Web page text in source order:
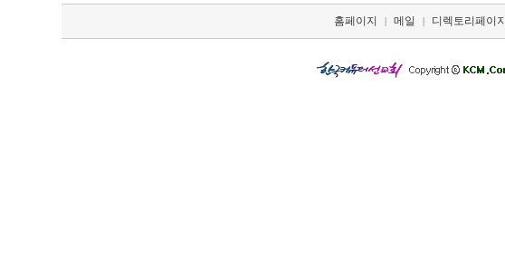
홈페이지 | 메일 | 디렉토리페이지